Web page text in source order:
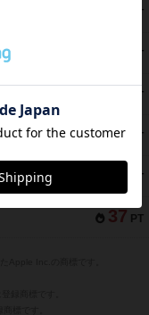
PT
PT
PT
39 PT
PT
37 PT